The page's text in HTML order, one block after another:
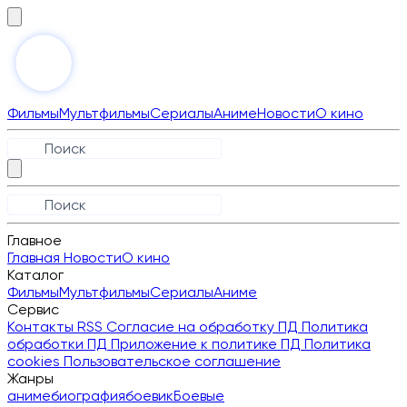
ФильмыМультфильмыСериалыАнимеНовостиО кино
Главное
Главная НовостиО кино
Каталог
ФильмыМультфильмыСериалыАниме
Сервис
Контакты RSS Согласие на обработку ПД Политика
обработки ПД Приложение к политике ПД Политика
cookies Пользовательское соглашение
Жанры
анимебиографиябоевикБоевые